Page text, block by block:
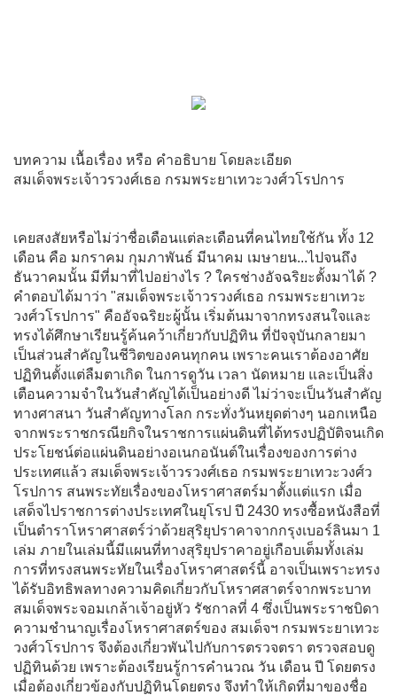
บทความ เนื้อเรื่อง หรือ คำอธิบาย โดยละเอียด
สมเด็จพระเจ้าวรวงศ์เธอ กรมพระยาเทวะวงศ์วโรปการ
เคยสงสัยหรือไม่ว่าชื่อเดือนแต่ละเดือนที่คนไทยใช้กัน ทั้ง 12
เดือน คือ มกราคม กุมภาพันธ์ มีนาคม เมษายน...ไปจนถึง
ธันวาคมนั้น มีที่มาที่ไปอย่างไร ? ใครช่างอัจฉริยะตั้งมาได้ ?
คำตอบได้มาว่า "สมเด็จพระเจ้าวรวงศ์เธอ กรมพระยาเทวะ
วงศ์วโรปการ" คืออัจฉริยะผู้นั้น เริ่มต้นมาจากทรงสนใจและ
ทรงได้ศึกษาเรียนรู้ค้นคว้าเกี่ยวกับปฏิทิน ที่ปัจจุบันกลายมา
เป็นส่วนสำคัญในชีวิตของคนทุกคน เพราะคนเราต้องอาศัย
ปฏิทินตั้งแต่ลืมตาเกิด ในการดูวัน เวลา นัดหมาย และเป็นสิ่ง
เตือนความจำในวันสำคัญได้เป็นอย่างดี ไม่ว่าจะเป็นวันสำคัญ
ทางศาสนา วันสำคัญทางโลก กระทั่งวันหยุดต่างๆ นอกเหนือ
จากพระราชกรณียกิจในราชการแผ่นดินที่ได้ทรงปฏิบัติจนเกิด
ประโยชน์ต่อแผ่นดินอย่างอเนกอนันต์ในเรื่องของการต่าง
ประเทศแล้ว สมเด็จพระเจ้าวรวงศ์เธอ กรมพระยาเทวะวงศ์ว
โรปการ สนพระทัยเรื่องของโหราศาสตร์มาตั้งแต่แรก เมื่อ
เสด็จไปราชการต่างประเทศในยุโรป ปี 2430 ทรงซื้อหนังสือที่
เป็นตำราโหราศาสตร์ว่าด้วยสุริยุปราคาจากกรุงเบอร์ลินมา 1
เล่ม ภายในเล่มนี้มีแผนที่ทางสุริยุปราคาอยู่เกือบเต็มทั้งเล่ม
การที่ทรงสนพระทัยในเรื่องโหราศาสตร์นี้ อาจเป็นเพราะทรง
ได้รับอิทธิพลทางความคิดเกี่ยวกับโหราศสาตร์จากพระบาท
สมเด็จพระจอมเกล้าเจ้าอยู่หัว รัชกาลที่ 4 ซึ่งเป็นพระราชบิดา
ความชำนาญเรื่องโหราศาสตร์ของ สมเด็จฯ กรมพระยาเทวะ
วงศ์วโรปการ จึงต้องเกี่ยวพันไปกับการตรวจตรา ตรวจสอบดู
ปฏิทินด้วย เพราะต้องเรียนรู้การคำนวณ วัน เดือน ปี โดยตรง
เมื่อต้องเกี่ยวข้องกับปฏิทินโดยตรง จึงทำให้เกิดที่มาของชื่อ